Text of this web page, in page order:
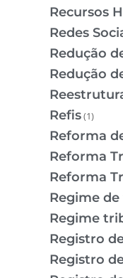
Recursos
Redes
Redução
Redução
Refis(1)
Reforma
Reforma
Reforma
Regime
Regime
Registro
Registro